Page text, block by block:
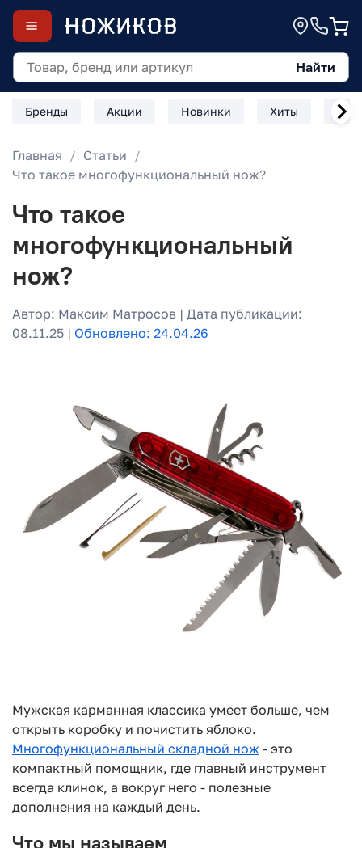
Найти
Бренды Акции Новинки Хиты
Главная
Статьи
Что такое многофункциональный нож?
Что такое
многофункциональный
нож?
Автор: Максим Матросов | Дата публикации:
08.11.25 | Обновлено: 24.04.26
Мужская карманная классика умеет больше, чем
открыть коробку и почистить яблоко.
Многофункциональный складной нож - это
компактный помощник, где главный инструмент
всегда клинок, а вокруг него - полезные
дополнения на каждый день.
Что мы называем